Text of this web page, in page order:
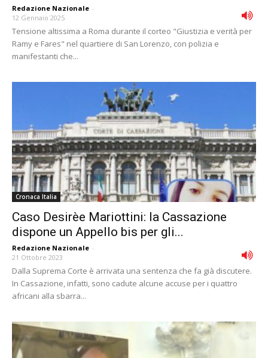
Redazione Nazionale -
12 Gennaio 2025
Tensione altissima a Roma durante il corteo "Giustizia e verità per
Ramy e Fares" nel quartiere di San Lorenzo, con polizia e
manifestanti che...
Cronaca Italia
Caso Desirèe Mariottini: la Cassazione
dispone un Appello bis per gli...
Redazione Nazionale -
21 Ottobre 2023
Dalla Suprema Corte è arrivata una sentenza che fa già discutere.
In Cassazione, infatti, sono cadute alcune accuse per i quattro
africani alla sbarra...